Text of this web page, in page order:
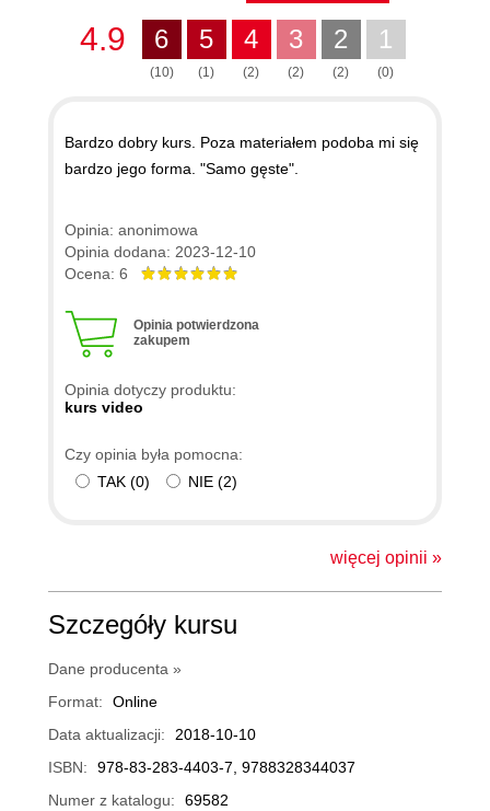
4.9 6
(10)
5
(1)
4
(2)
3
(2)
2
(2)
1
(0)
Bardzo dobry kurs. Poza materiałem podoba mi się
bardzo jego forma. "Samo gęste".
Opinia: anonimowa
Opinia dodana: 2023-12-10
Ocena: 6
Opinia potwierdzona
zakupem
Opinia dotyczy produktu:
kurs video
Czy opinia była pomocna:
TAK (0) NIE (2)
więcej opinii »
Szczegóły kursu
Dane producenta »
Format:
Online
Data aktualizacji:
2018-10-10
ISBN:
978-83-283-4403-7, 9788328344037
Numer z katalogu:
69582